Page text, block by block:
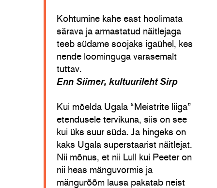
Kohtumine kahe east hoolimata
särava ja armastatud näitlejaga
teeb südame soojaks igaühel, kes
nende loominguga varasemalt
tuttav.
Enn Siimer, kultuurileht Sirp
Kui mõelda Ugala “Meistrite liiga”
etendusele tervikuna, siis on see
kui üks suur süda. Ja hingeks on
kaks Ugala superstaarist näitlejat.
Nii mõnus, et nii Lull kui Peeter on
nii heas mänguvormis ja
mängurõõm lausa pakatab neist